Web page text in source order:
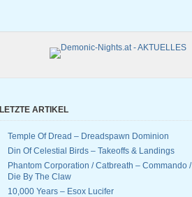
LETZTE ARTIKEL
Temple Of Dread – Dreadspawn Dominion
Din Of Celestial Birds – Takeoffs & Landings
Phantom Corporation / Catbreath – Commando /
Die By The Claw
10,000 Years – Esox Lucifer